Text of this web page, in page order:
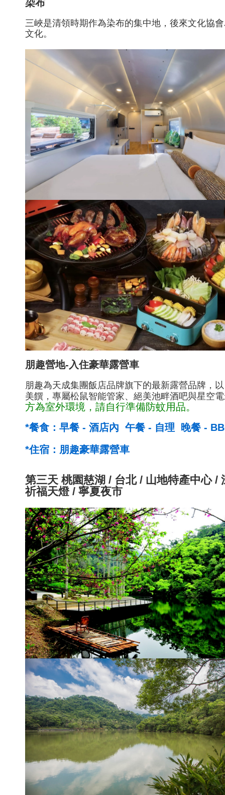
染布
三峽是清領時期作為染布的集中地，後來文化協
文化。
朋趣營地-入住豪華露營車
朋趣為天成集團飯店品牌旗下的最新露營品牌，
美饌，專屬松鼠智能管家、絕美池畔酒吧與星空
方為室外環境，請自行準備防蚊用品。
*餐食：早餐 - 酒店內 午餐 - 自理 晚餐 -
*住宿：朋趣豪華露營車
第三天 桃園慈湖 / 台北 / 山地特產中心 /
祈福天燈 / 寧夏夜市